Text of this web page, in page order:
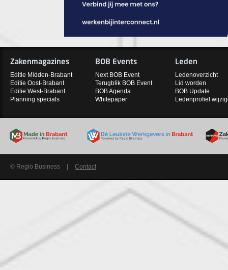
Zakenmagazines
Editie Midden-Brabant
Editie Oost-Brabant
Editie West-Brabant
Planning specials
BOB Events
Next BOB Event
Terugblik BOB Event
BOB Agenda
Whitepaper
Leden
Ledenoverzicht
Lid worden
BOB Update
Ledenprofiel
© Regio Business Contact